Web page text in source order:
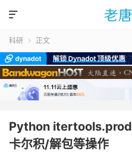

科研  正文
Python
卡尔积/解包等操作